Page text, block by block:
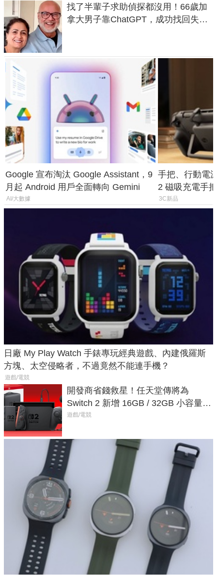
找了半輩子求助偵探都沒用！66歲加
拿大男子靠ChatGPT，成功找回失散
Google 宣布淘汰 Google Assistant，9
月起 Android 用戶全面轉向 Gemini
AI/大數據
手把、行動電
2 磁吸充電手
倍
3C新品
日廠 My Play Watch 手錶專玩經典遊戲、內建俄羅斯
方塊、太空侵略者，不過竟然不能連手機？
遊戲/電競
開發商省錢救星！任天堂傳將為
Switch 2 新增 16GB / 32GB 小容量遊
戲卡的選擇
遊戲/電競